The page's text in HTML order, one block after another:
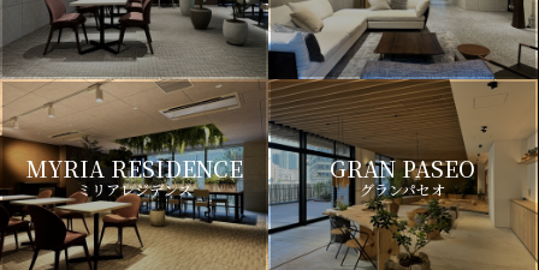
MYRIA RESIDENCE
ミリアレジデンス
GRAN PASEO
グランパセオ